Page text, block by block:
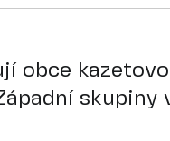
obce
skupiny